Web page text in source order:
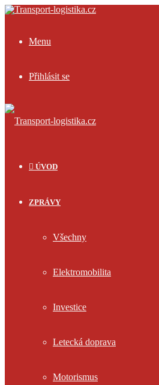
Menu
Přihlásit se
ÚVOD
ZPRÁVY
Všechny
Elektromobilita
Investice
Letecká doprava
Motorismus